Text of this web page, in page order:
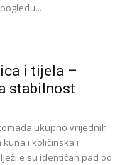
i tijela –
stabilnost
ukupno vrijednih
kuna i količinska i
su identičan pad od